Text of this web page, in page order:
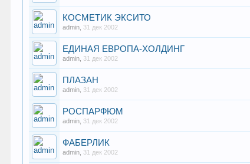
КОСМЕТИК ЭКСИТО
admin 31 дек 2002
ЕДИНАЯ ЕВРОПА-ХОЛДИНГ
admin 31 дек 2002
ПЛАЗАН
admin 31 дек 2002
РОСПАРФЮМ
admin 31 дек 2002
ФАБЕРЛИК
admin 31 дек 2002